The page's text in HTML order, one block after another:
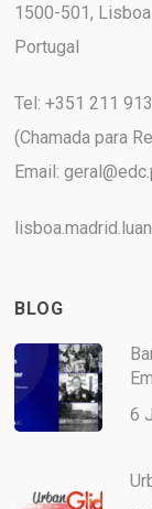
1500-501, Lisboa
Portugal
Tel: +351 211
(Chamada para
Email:
BLOG
6